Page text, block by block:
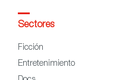
Sectores
Ficción
Entretenimiento